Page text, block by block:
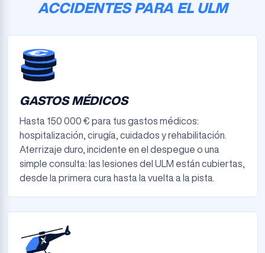
ACCIDENTES PARA EL ULM
GASTOS MÉDICOS
Hasta 150 000 € para tus gastos médicos:
hospitalización, cirugía, cuidados y rehabilitación.
Aterrizaje duro, incidente en el despegue o una
simple consulta: las lesiones del ULM están cubiertas,
desde la primera cura hasta la vuelta a la pista.